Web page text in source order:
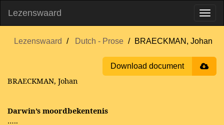
Lezenswaard
Lezenswaard Dutch - Prose BRAECKMAN, Johan
Download document
BRAECKMAN, Johan
Darwin’s moordbekentenis
…..